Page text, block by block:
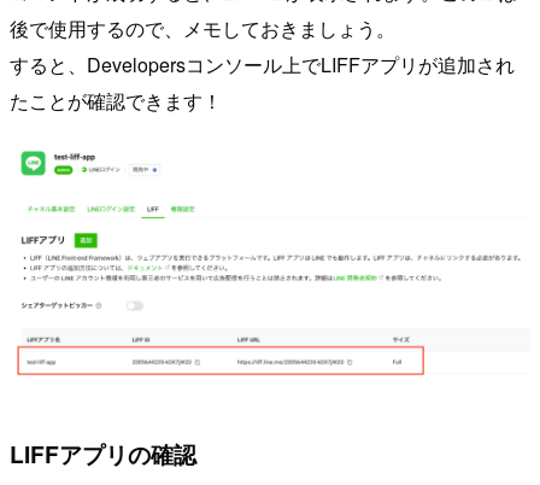
後で使用するので、メモしておきましょう。
すると、Developersコンソール上でLIFFアプリが追加され
たことが確認できます！
LIFFアプリの確認